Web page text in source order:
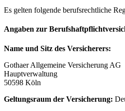
Es gelten folgende berufsrechtliche
Angaben zur
Name und Sitz des Versicherers:
Gothaer Allgemeine Versicherung AG
Hauptverwaltung
50598 Köln
Geltungsraum der Versicherung: